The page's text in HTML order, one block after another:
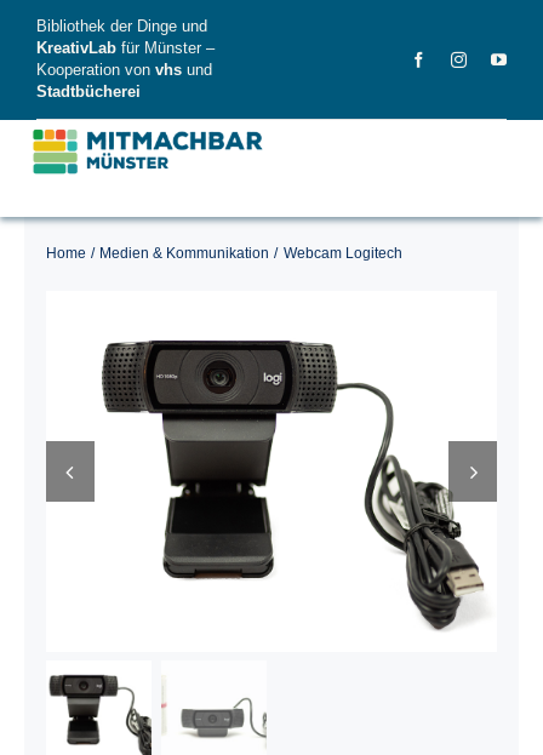
content
Bibliothek der Dinge und
KreativLab für Münster –
Kooperation von vhs und
Stadtbücherei
MitMachBar
Videos
Home Medien & Kommunikation Webcam Logitech